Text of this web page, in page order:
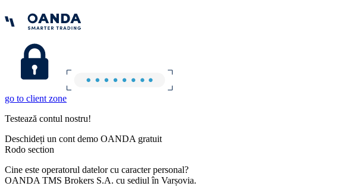
go to client zone
Testează contul nostru!
Deschideți un cont demo OANDA gratuit
Rodo section
Cine este operatorul datelor cu caracter personal?
OANDA TMS Brokers S.A. cu sediul în Varșovia.